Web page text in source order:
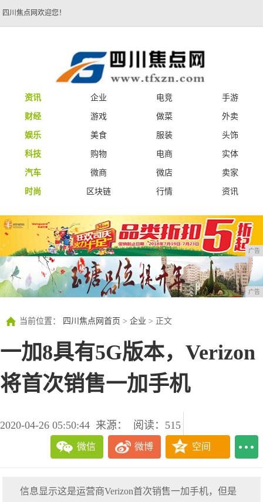
四川焦点网欢迎您！
资讯 企业 电竞
手游
财经
游戏 做菜
外卖
娱乐
美食 服装
头饰
科技
购物 电商
实体
汽车
微商 微店
卖家
时尚
区块链 行情 资讯
广告
广告
当前位置： 四川焦点网首页 > 企业 > 正文
一加8具有5G版本，Verizon
将首次销售一加手机
2020-04-26 05:50:44 来源： 阅读：515
微信 微博 空间
信息显示这是运营商Verizon首次销售一加手机，但是